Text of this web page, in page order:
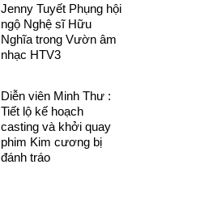
Jenny Tuyết Phụng hội
ngộ Nghệ sĩ Hữu
Nghĩa trong Vườn âm
nhạc HTV3
Diễn viên Minh Thư :
Tiết lộ kế hoạch
casting và khởi quay
phim Kim cương bị
đánh tráo